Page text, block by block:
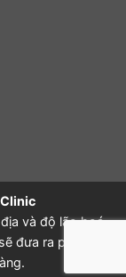
và độ lão hoá
đưa ra phác đồ